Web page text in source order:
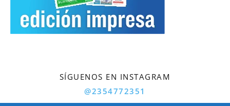
SÍGUENOS EN INSTAGRAM
@2354772351